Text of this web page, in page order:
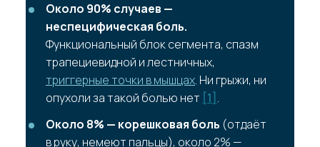
Около 90% случаев —
неспецифическая боль.
Функциональный блок сегмента, спазм
трапециевидной и лестничных,
триггерные точки в мышцах. Ни грыжи, ни
опухоли за такой болью нет [1] .
Около 8% — корешковая боль (отдаёт
в руку, немеют пальцы), около 2% —